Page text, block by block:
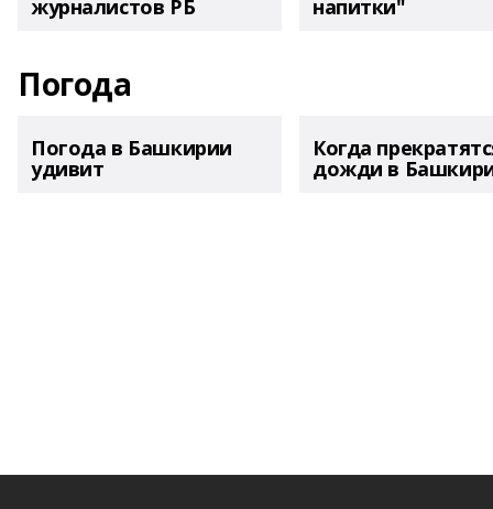
журналистов РБ напитки"
Погода
Погода в Башкирии
удивит
Когда
дожди в